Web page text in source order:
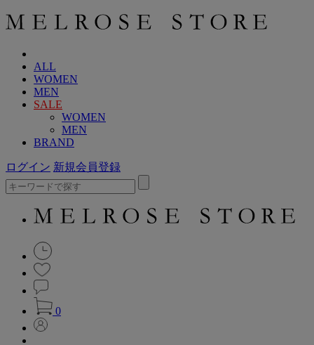
ALL
WOMEN
MEN
SALE
WOMEN
MEN
BRAND
ログイン 新規会員登録
0